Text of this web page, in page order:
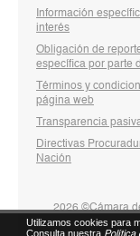
Información
interés
Obligación de
específica por parte
Términos y
página web
Transparencia
Directivas
Nación
2026 ©Cámara
Utilizamos cookies para
Consulta nuestra